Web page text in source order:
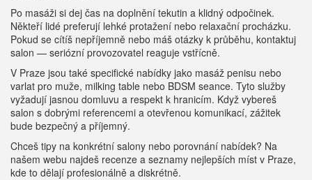
Po masáži si dej čas na doplnění tekutin a klidný odpočinek.
Někteří lidé preferují lehké protažení nebo relaxační procházku.
Pokud se cítíš nepříjemně nebo máš otázky k průběhu, kontaktuj
salon — seriózní provozovatel reaguje vstřícně.
V Praze jsou také specifické nabídky jako masáž penisu nebo
varlat pro muže, milking table nebo BDSM seance. Tyto služby
vyžadují jasnou domluvu a respekt k hranicím. Když vybereš
salon s dobrými referencemi a otevřenou komunikací, zážitek
bude bezpečný a příjemný.
Chceš tipy na konkrétní salony nebo porovnání nabídek? Na
našem webu najdeš recenze a seznamy nejlepších míst v Praze,
kde to dělají profesionálně a diskrétně.